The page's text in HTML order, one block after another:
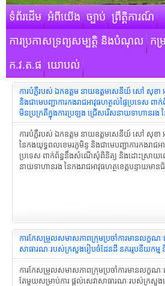
ទំព័រដើម អំពីយើង ច្បាប់ ព្រឹត្តិការណ៍
ការប្រកាសទ្រព្យសម្បត្តិ និងបំណុល កម្
ក.វ.ត.ផ យោបល់
ការបំភ្លឺរបស់ ឯកឧត្តម នាយឧត្តមសេនីយ៍ សៅ សុខា អ
និងជាមេបញ្ជាការកងរាជអាវុធហត្ថល់ផ្ទៃប្រទេ
មិនប្រក្រតីក្នុងការប្រឡង ជ្រើសរើសនាយទាហានរង
ការបំភ្លឺរបស់ ឯកឧត្តម នាយឧត្តមសេនីយ៍ សៅ សុខា អគ្
នៃកងយុទ្ធពលខេមរភូមិន្ទ និងជាមេបញ្ជាការកងរាជអ
ប្រទេស ពាក់ព័ន្ធនឹងសំណើសុំពិនិត្យ និងដោះស្រាយល
នាយទាហានរង នៃកងរាជអាវុធហត្ថខេត្តបន្ទាយមា
ការកែសម្រួលសមាសភាព​ក្រុមប្រចាំការមានលក្ខណ
សាធារណៈរបស់ក្រសួងរៀបចំដែនដី នគររូបនីយកម្
ការកែសម្រួលសមាសភាព​ក្រុមប្រចាំការមានលក្ខណ
តែមួយសម្រាប់ការ ផ្តល់សេវាសាធារណៈរបស់ក្រសួង